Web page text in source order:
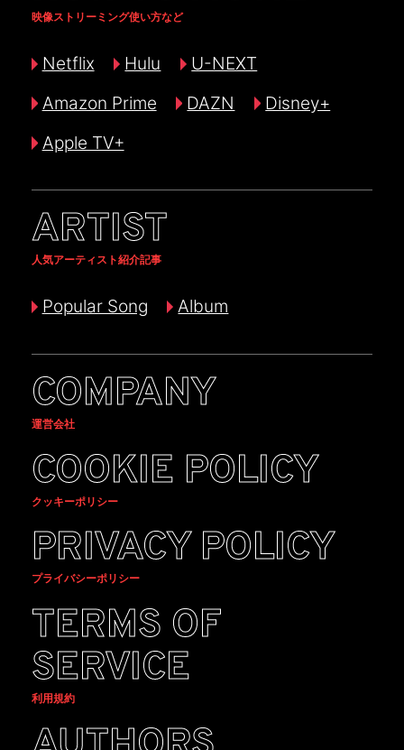
映像ストリーミング使い方など
Netflix Hulu
U-NEXT
Amazon Prime
DAZN
Disney+
Apple TV+
ARTIST
人気アーティスト紹介記事
Popular Song Album
COMPANY
運営会社
COOKIE POLICY
クッキーポリシー
PRIVACY POLICY
プライバシーポリシー
TERMS OF
SERVICE
利用規約